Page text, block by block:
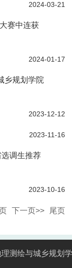
2024-03-21
赛中连获
2024-01-17
乡规划学院
2023-12-12
2023-11-16
调生推荐
2023-10-16
下一页>> 尾页
测绘与城乡规划